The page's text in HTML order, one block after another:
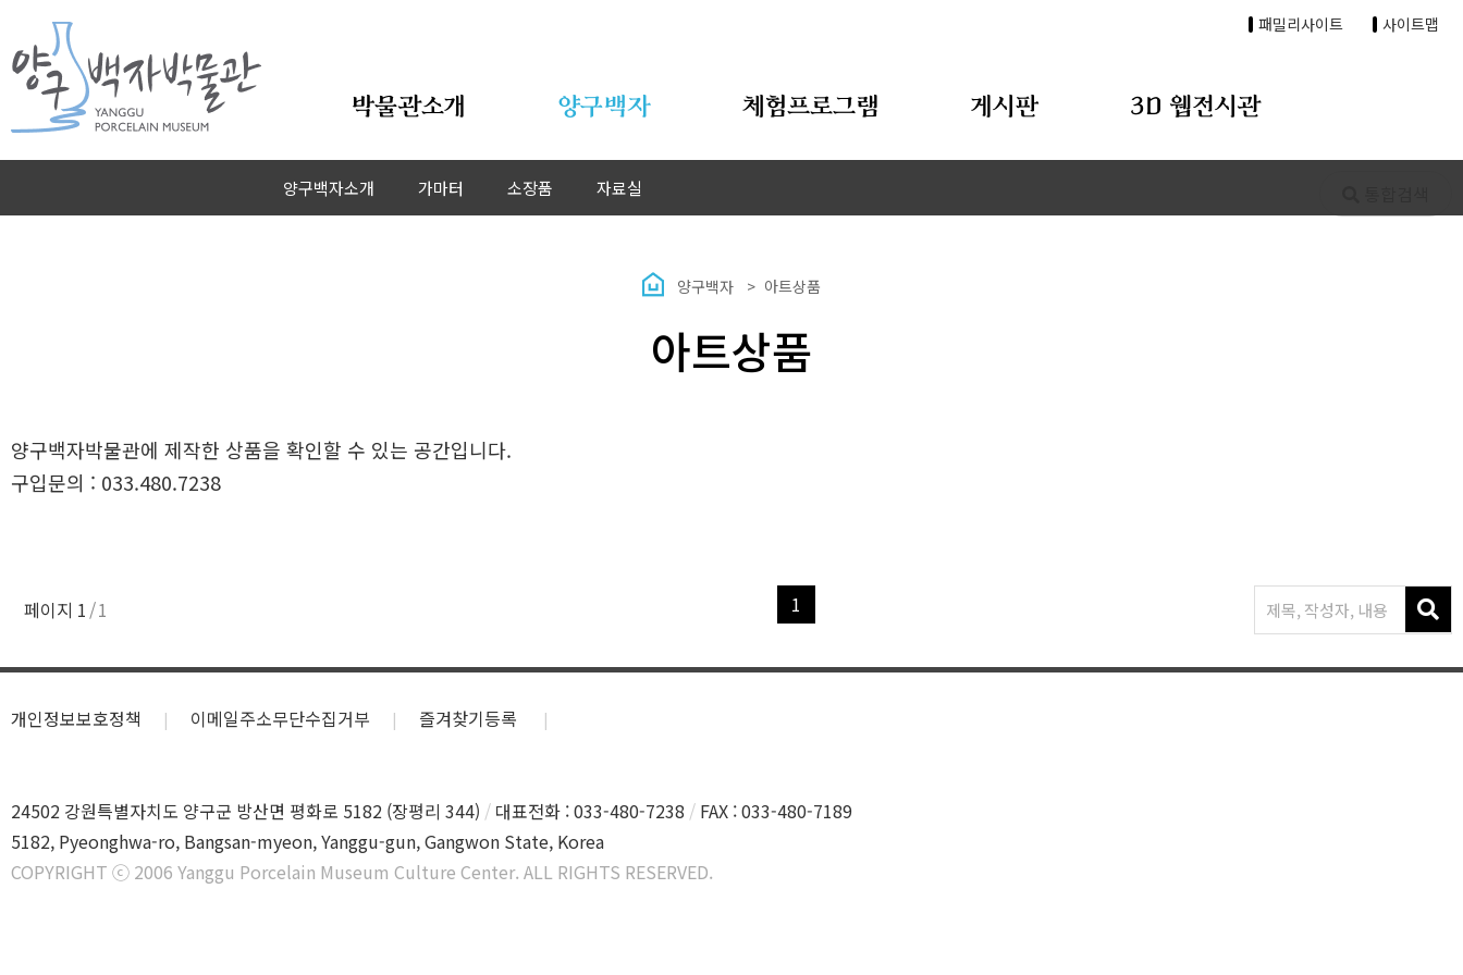
패밀리사이트 사이트맵
박물관소개 양구백자
양구백자소개 가마터 소장품 자료실
체험프로그램 게시판 3D 웹전시관
양구백자 아트상품
아트상품
양구백자박물관에 제작한 상품을 확인할 수 있는 공간입니다.
구입문의 : 033.480.7238
페이지 1 1 1
개인정보보호정책 이메일주소무단수집거부 즐겨찾기등록
24502 강원특별자치도 양구군 방산면 평화로 5182 (장평리 344) 대표전화 : 033-480-7238
FAX : 033-480-7189
5182, Pyeonghwa-ro, Bangsan-myeon, Yanggu-gun, Gangwon State, Korea
COPYRIGHT ⓒ 2006 Yanggu Porcelain Museum Culture Center. ALL RIGHTS RESERVED.